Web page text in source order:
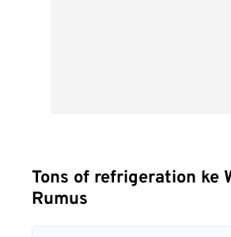
Tons of refrigeration ke
Rumus